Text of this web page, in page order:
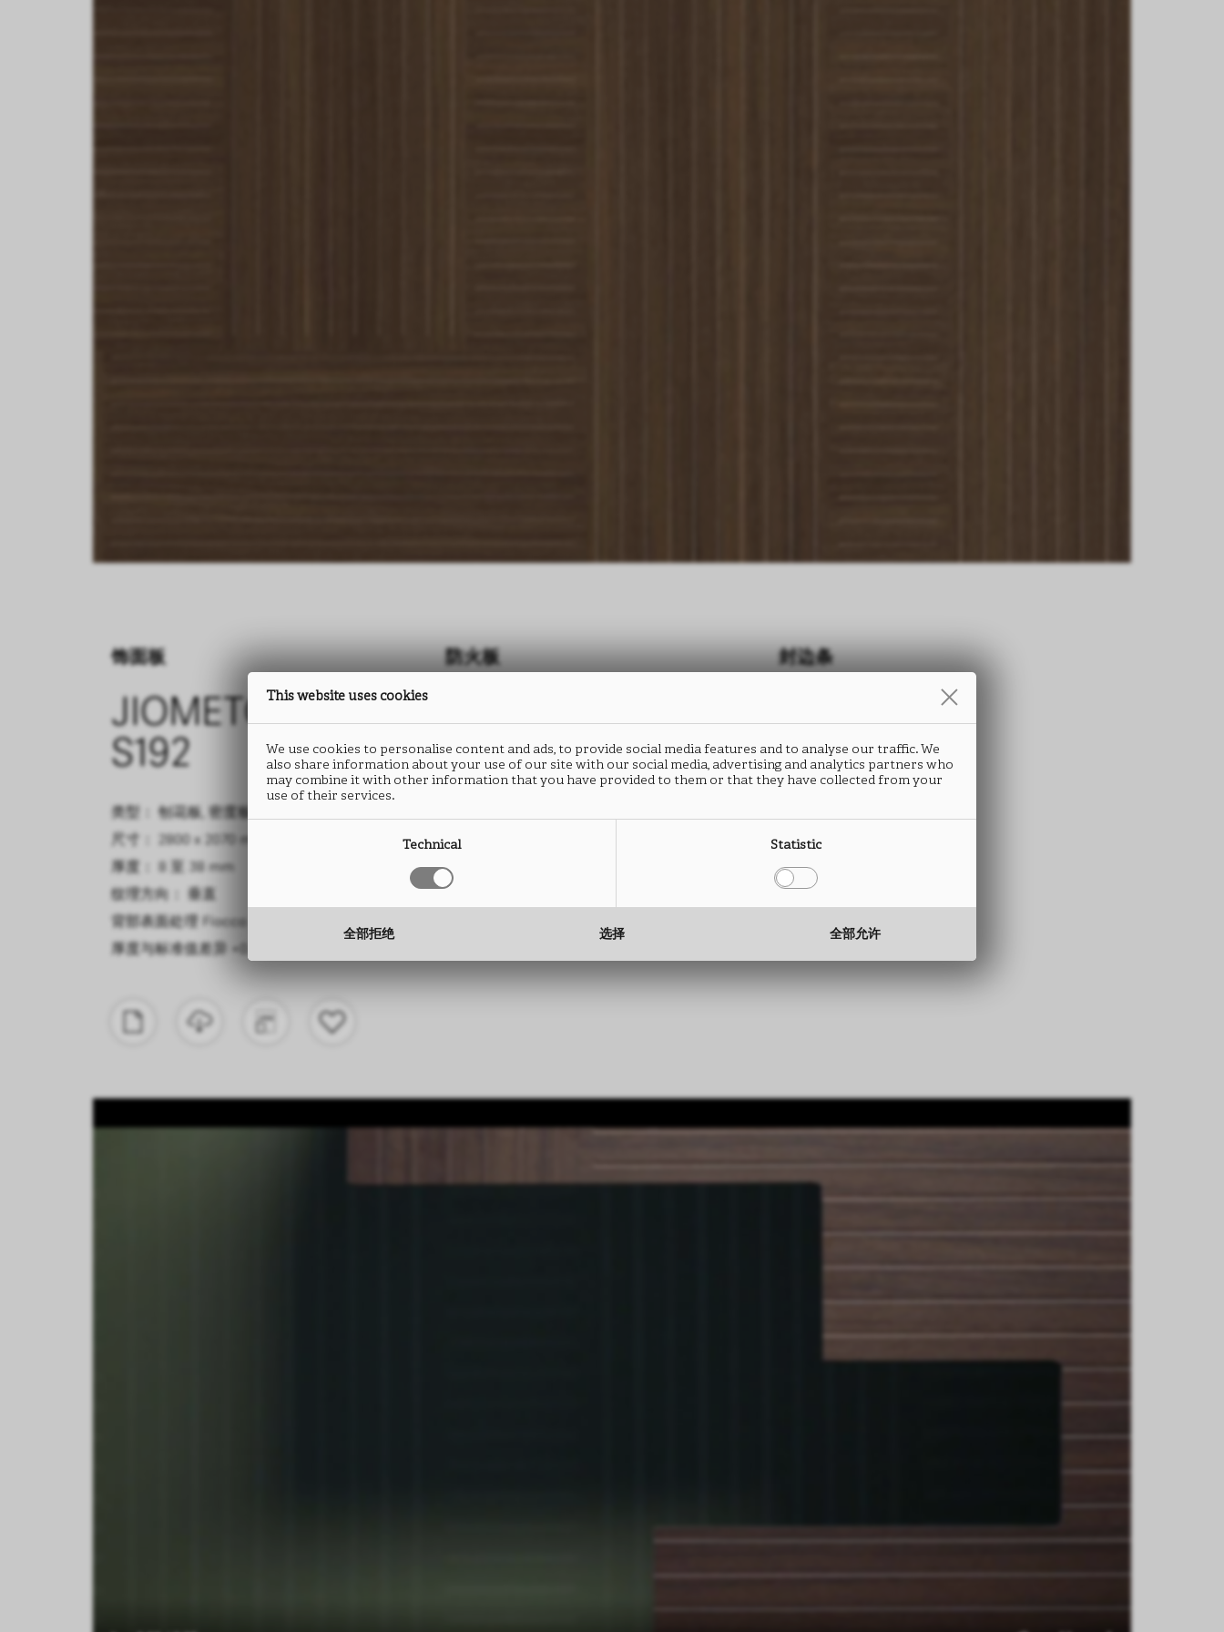
饰面板
JIOMETORI
S192
类型： 刨花板, 密度板
尺寸： 2800 x 2070 mm
厚度： 8 至 38 mm
纹理方向： 垂直
背部表面处理 Fiocco
厚度与标准值差异
+0.3 mm
防火板
JIOMETORI
S192
尺寸： 2760 x 2040 mm
厚度： 0.9 mm
封边条
JIOMETORI
S192
高度： 15 至 330 mm
厚度： 0.5 至 2.0 mm
This website uses cookies
We use cookies to personalise content and ads, to provide social media features and to analyse our traffic. We
also share information about your use of our site with our social media, advertising and analytics partners who
may combine it with other information that you have provided to them or that they have collected from your
use of their services.
Technical Statistic
全部拒绝 选择 全部允许